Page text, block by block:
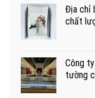
Địa chỉ
chất
Công
tường